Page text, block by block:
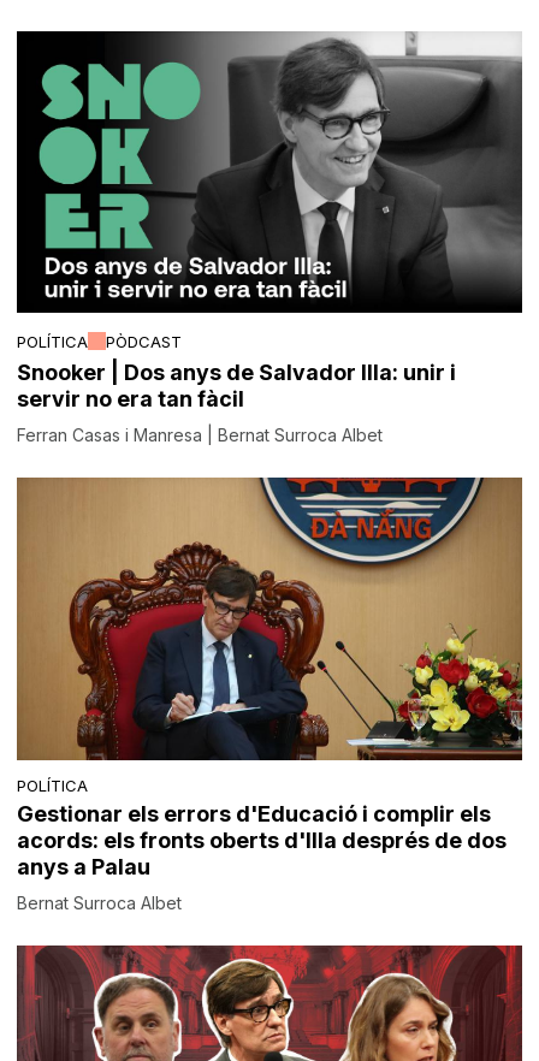
POLÍTICA PÒDCAST
Snooker | Dos anys de Salvador Illa: unir i
servir no era tan fàcil
Ferran Casas i Manresa | Bernat Surroca Albet
POLÍTICA
Gestionar els errors d'Educació i complir els
acords: els fronts oberts d'Illa després de dos
anys a Palau
Bernat Surroca Albet